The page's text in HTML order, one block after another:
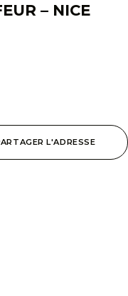
– NICE
L'ADRESSE